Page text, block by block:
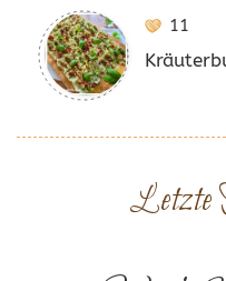
11
Letzte